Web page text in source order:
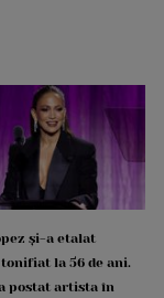
și-a etalat
la 56 de ani.
postat artista în